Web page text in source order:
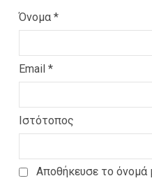
Όνομα *
Email *
Ιστότοπος
Αποθήκευσε το όνομά